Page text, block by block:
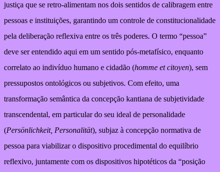
justiça que se retro-alimentam nos dois sentidos de calibragem entre
pessoas e instituições, garantindo um controle de constitucionalidade
pela deliberação reflexiva entre os três poderes. O termo “pessoa”
deve ser entendido aqui em um sentido pós-metafísico, enquanto
correlato ao indivíduo humano e cidadão (homme et citoyen), sem
pressupostos ontológicos ou subjetivos. Com efeito, uma
transformação semântica da concepção kantiana de subjetividade
transcendental, em particular do seu ideal de personalidade
(Persönlichkeit, Personalität), subjaz à concepção normativa de
pessoa para viabilizar o dispositivo procedimental do equilíbrio
reflexivo, juntamente com os dispositivos hipotéticos da “posição